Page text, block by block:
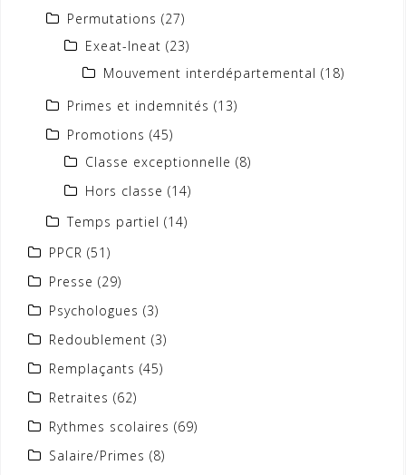
Permutations (27)
Exeat-Ineat (23)
Mouvement interdépartemental (18)
Primes et indemnités (13)
Promotions (45)
Classe exceptionnelle (8)
Hors classe (14)
Temps partiel (14)
PPCR (51)
Presse (29)
Psychologues (3)
Redoublement (3)
Remplaçants (45)
Retraites (62)
Rythmes scolaires (69)
Salaire/Primes (8)